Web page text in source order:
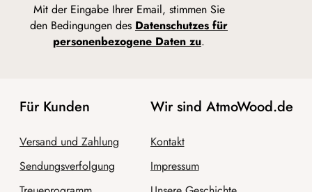
Mit der Eingabe Ihrer Email, stimmen Sie
den Bedingungen des Datenschutzes für
personenbezogene Daten zu.
Für Kunden
Versand und Zahlung
Sendungsverfolgung
Wir sind AtmoWood.de
Kontakt
Impressum